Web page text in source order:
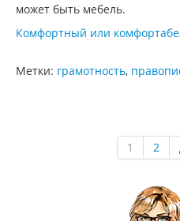
может быть мебель.
Комфортный или
Метки: грамотность,
1 2